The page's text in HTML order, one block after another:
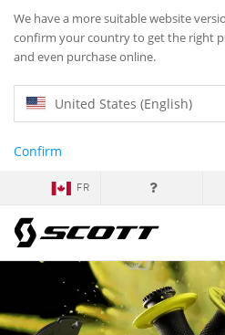
We have a more suitable website
confirm your country to get the right
and even purchase online.
United States (English)
Confirm
FR